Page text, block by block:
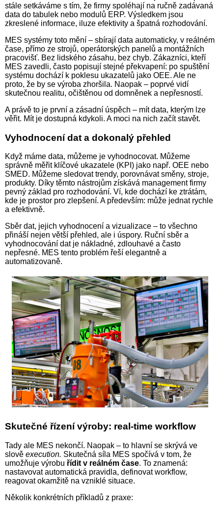
stále setkáváme s tím, že firmy spoléhají na ručně zadávaná
data do tabulek nebo modulů ERP. Výsledkem jsou
zkreslené informace, iluze efektivity a špatná rozhodování.
MES systémy toto mění – sbírají data automaticky, v reálném
čase, přímo ze strojů, operátorských panelů a montážních
pracovišť. Bez lidského zásahu, bez chyb. Zákazníci, kteří
MES zavedli, často popisují stejné překvapení: po spuštění
systému dochází k poklesu ukazatelů jako OEE. Ale ne
proto, že by se výroba zhoršila. Naopak – poprvé vidí
skutečnou realitu, očištěnou od domněnek a nepřesností.
A právě to je první a zásadní úspěch – mít data, kterým lze
věřit. Mít je dostupná kdykoli. A moci na nich začít stavět.
Vyhodnocení dat a dokonalý přehled
Když máme data, můžeme je vyhodnocovat. Můžeme
správně měřit klíčové ukazatele (KPI) jako např. OEE nebo
SMED. Můžeme sledovat trendy, porovnávat směny, stroje,
produkty. Díky těmto nástrojům získává management firmy
pevný základ pro rozhodování. Ví, kde dochází ke ztrátám,
kde je prostor pro zlepšení. A především: může jednat rychle
a efektivně.
Sběr dat, jejich vyhodnocení a vizualizace – to všechno
přináší nejen větší přehled, ale i úspory. Ruční sběr a
vyhodnocování dat je nákladné, zdlouhavé a často
nepřesné. MES tento problém řeší elegantně a
automatizovaně.
Skutečné řízení výroby: real-time workflow
Tady ale MES nekončí. Naopak – to hlavní se skrývá ve
slově execution. Skutečná síla MES spočívá v tom, že
umožňuje výrobu řídit v reálném čase. To znamená:
nastavovat automatická pravidla, definovat workflow,
reagovat okamžitě na vzniklé situace.
Několik konkrétních příkladů z praxe: